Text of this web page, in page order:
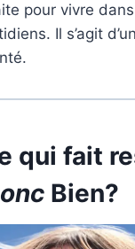
pour vivre
Il s’agit
qui fait
Bien?